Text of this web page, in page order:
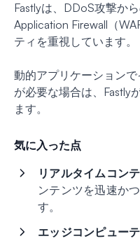
Fastlyは、DDoS攻撃か
Application Firewall（
ティを重視しています。
動的アプリケーション
が必要な場合は、Fastly
ます。
気に入った点
リアルタイムコンテ
ンテンツを迅速か
す。
エッジコンピュー